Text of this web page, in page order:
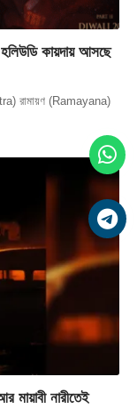
কায়দায় আসছে
রামায়ণ (Ramayana)
নারীতেই